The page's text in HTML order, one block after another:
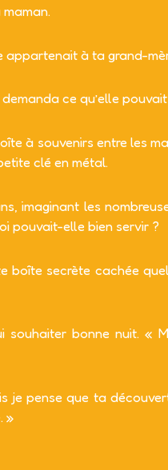
maman.
appartenait à ta grand-
ce qu’elle
à souvenirs entre les
clé en métal.
imaginant les
pouvait-elle bien servir ?
boîte secrète cachée
bonne nuit. «
je pense que ta
»